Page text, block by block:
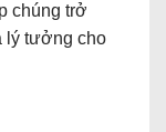
chúng trở
lý tưởng cho